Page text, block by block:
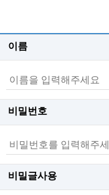
이름
비밀번호
비밀글사용